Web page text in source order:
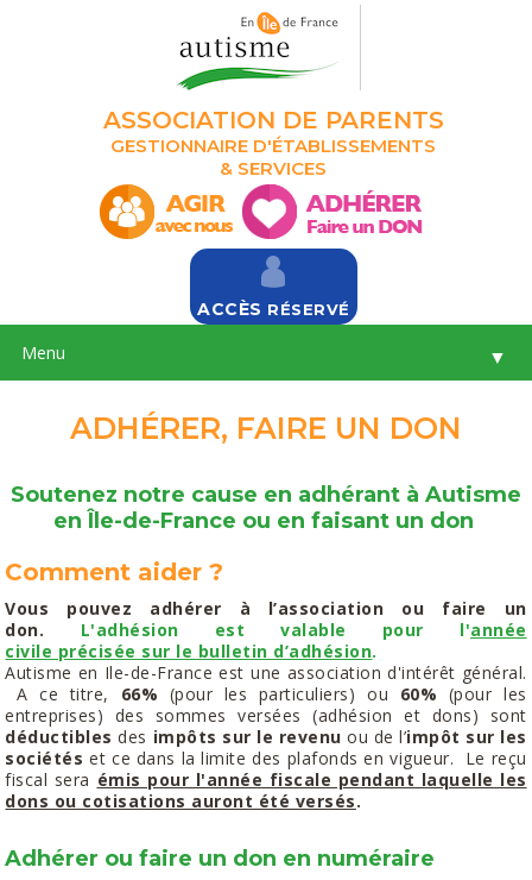
ASSOCIATION DE PARENTS
GESTIONNAIRE D'ÉTABLISSEMENTS
& SERVICES
ACCÈS RÉSERVÉ
Menu ▼
ADHÉRER, FAIRE UN DON
Soutenez notre cause en adhérant à Autisme
en Île-de-France ou en faisant un don
Comment aider ?
Vous pouvez adhérer à l’association ou faire un
don. L'adhésion est valable pour l'année
civile précisée sur le bulletin d’adhésion.
Autisme en Ile-de-France est une association d'intérêt général.
A ce titre, 66% (pour les particuliers) ou 60% (pour les
entreprises) des sommes versées (adhésion et dons) sont
déductibles des impôts sur le revenu ou de l’impôt sur les
sociétés et ce dans la limite des plafonds en vigueur.​ ​Le reçu
fiscal sera émis pour l'année fiscale pendant laquelle les
dons ou cotisations auront été versés.
Adhérer ou faire un don en numéraire